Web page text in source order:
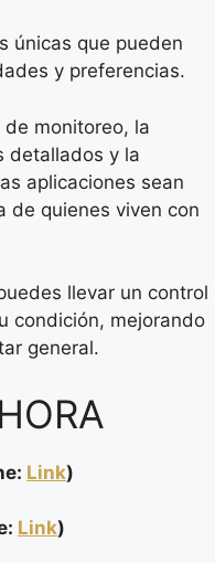
únicas que pueden
y preferencias.
monitoreo, la
detallados y la
aplicaciones sean
de quienes viven con
llevar un control
condición, mejorando
general.
Link)
Link)